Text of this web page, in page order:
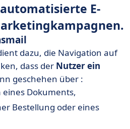
E-
dazu, die Navigation auf
dass der Nutzer ein
geschehen über :
Dokuments,
Bestellung oder eines